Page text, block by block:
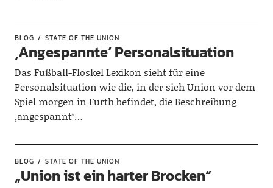
BLOG STATE OF THE UNION
‚Angespannte‘ Personalsituation
Das Fußball-Floskel Lexikon sieht für eine
Personalsituation wie die, in der sich Union vor dem
Spiel morgen in Fürth befindet, die Beschreibung
‚angespannt‘…
BLOG STATE OF THE UNION
„Union ist ein harter Brocken“